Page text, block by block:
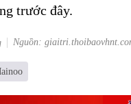
trước đây.
Nguồn: